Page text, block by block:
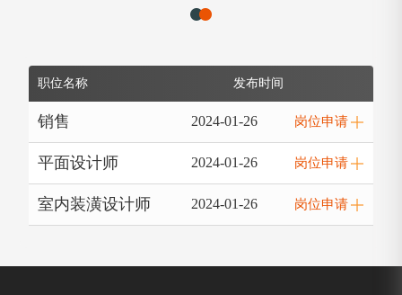
职位名称 发布时间
销售 2024-01-26 
岗位申请
平面设计师 2024-01-26 
岗位申请
室内装潢设计师 2024-01-26 
岗位申请